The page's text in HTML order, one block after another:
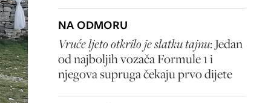
NA ODMORU
Vruće ljeto otkrilo je slatku tajnu: Jedan
od najboljih vozača Formule 1 i
njegova supruga čekaju prvo dijete